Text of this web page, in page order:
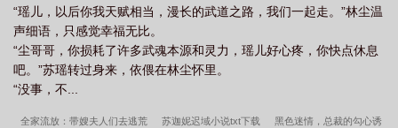
“瑶儿，以后你我天赋相当，漫长的武道之路，我们一起走。”林尘温
声细语，只感觉幸福无比。
“尘哥哥，你损耗了许多武魂本源和灵力，瑶儿好心疼，你快点休息
吧。”苏瑶转过身来，依偎在林尘怀里。
“没事，不...
全家流放：带嫂夫人们去逃荒 苏迦妮迟域小说txt下载 黑色迷情，总裁的勾心诱